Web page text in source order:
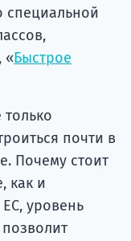
специальной
«Быстрое
почти в
Почему стоит
как и
уровень